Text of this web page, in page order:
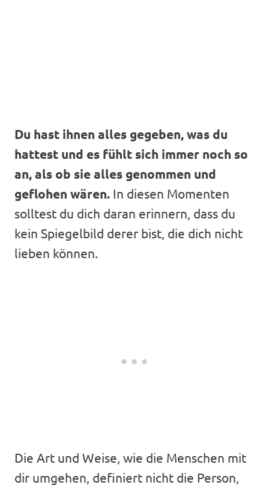
Du hast ihnen alles gegeben, was du
hattest und es fühlt sich immer noch so
an, als ob sie alles genommen und
geflohen wären. In diesen Momenten
solltest du dich daran erinnern, dass du
kein Spiegelbild derer bist, die dich nicht
lieben können.
Die Art und Weise, wie die Menschen mit
dir umgehen, definiert nicht die Person,